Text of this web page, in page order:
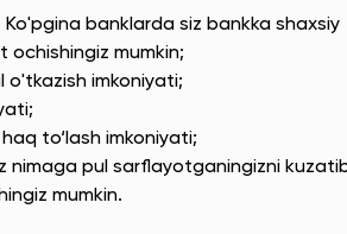
banklarda siz bankka shaxsiy
mumkin;
o'tkazish imkoniyati;
to‘lash imkoniyati;
nimaga pul sarflayotganingizni
mumkin.